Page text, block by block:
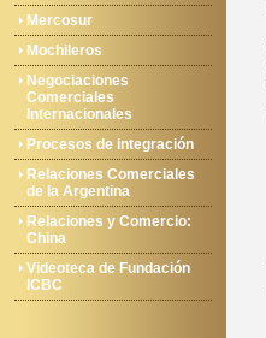
Mercosur
Mochileros
Negociaciones
Comerciales
Internacionales
Procesos de integración
Relaciones Comerciales
de la Argentina
Relaciones y Comercio:
China
Videoteca de Fundación
ICBC